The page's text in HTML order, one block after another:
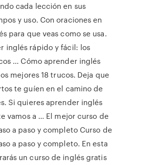
cada lección en sus
y uso. Con oraciones en
para que veas como se usa.
inglés rápido y fácil: los
... Cómo aprender inglés
mejores 18 trucos. Deja que
te guíen en el camino de
Si quieres aprender inglés
vamos a … El mejor curso de
a paso y completo Curso de
a paso y completo. En esta
un curso de inglés gratis